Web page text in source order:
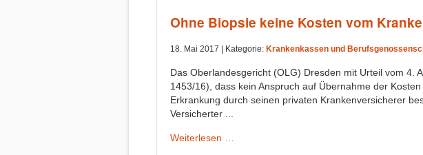
Ohne Biopsie keine Kosten vom
18. Mai 2017 | Kategorie: Krankenkassen und
Das Oberlandesgericht (OLG) Dresden mit Urteil vom 4.
1453/16), dass kein Anspruch auf Übernahme der
Erkrankung durch seinen privaten Krankenversicherer
Versicherter ...
Weiterlesen …